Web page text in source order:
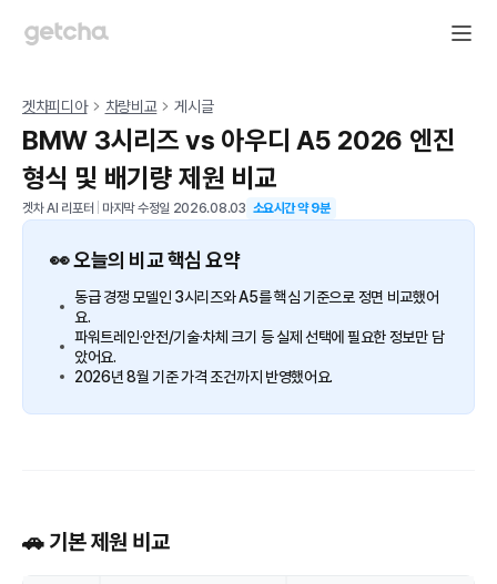
겟차피디아 차량비교 게시글
BMW 3시리즈 vs 아우디 A5 2026 엔진
형식 및 배기량 제원 비교
겟차 AI 리포터 마지막 수정일 2026.08.03 소요시간 약9분
👀 오늘의 비교 핵심 요약
동급 경쟁 모델인 3시리즈와 A5를 핵심 기준으로 정면 비교했어
요.
파워트레인·안전/기술·차체 크기 등 실제 선택에 필요한 정보만 담
았어요.
2026년 8월 기준 가격 조건까지 반영했어요.
🚗 기본 제원 비교